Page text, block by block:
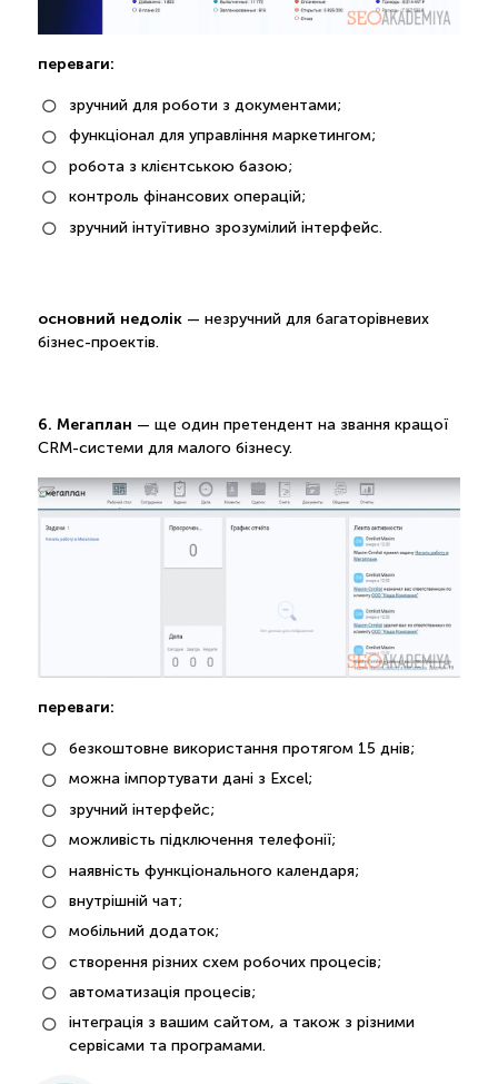
переваги:
зручний для роботи з документами;
функціонал для управління маркетингом;
робота з клієнтською базою;
контроль фінансових операцій;
зручний інтуїтивно зрозумілий інтерфейс.
основний недолік— незручний для багаторівневих
бізнес-проектів.
6. Мегаплан — ще один претендент на звання кращої
CRM-системи для малого бізнесу.
переваги:
безкоштовне використання протягом 15 днів;
можна імпортувати дані з Excel;
зручний інтерфейс;
можливість підключення телефонії;
наявність функціонального календаря;
внутрішній чат;
мобільний додаток;
створення різних схем робочих процесів;
автоматизація процесів;
інтеграція з вашим сайтом, а також з різними
сервісами та програмами.